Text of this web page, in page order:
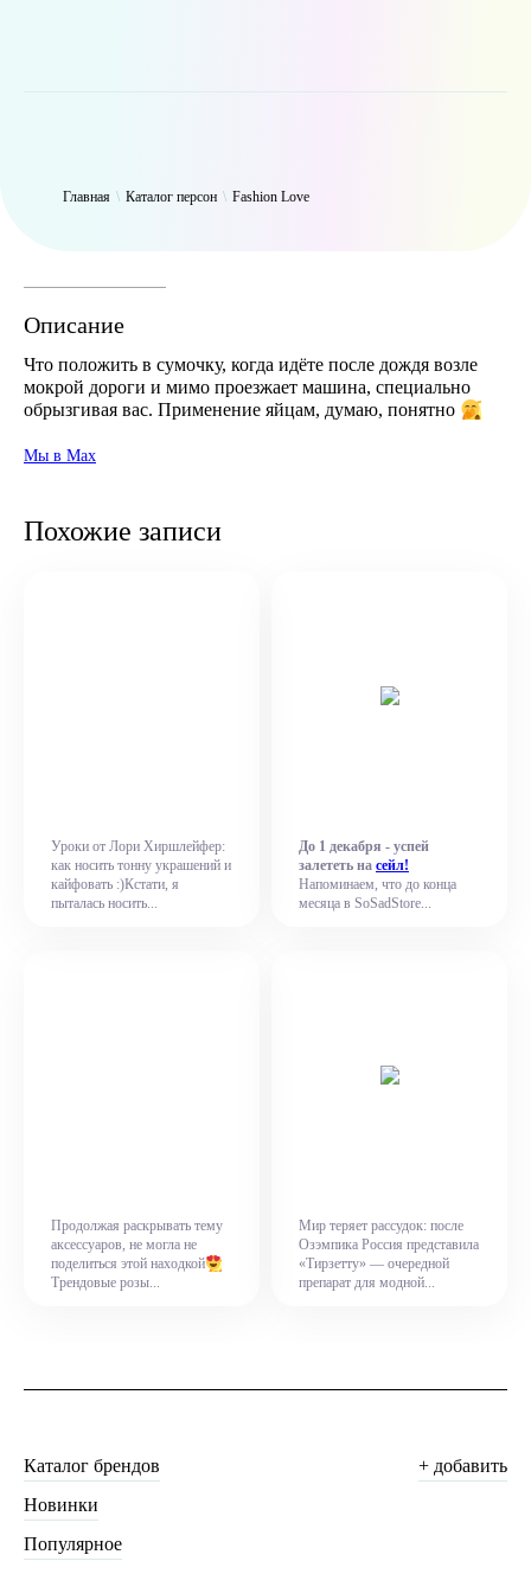
Главная \ Каталог персон \ Fashion Love
Описание
Что положить в сумочку, когда идёте после дождя возле
мокрой дороги и мимо проезжает машина, специально
обрызгивая вас. Применение яйцам, думаю, понятно
Мы в Max
Похожие записи
Уроки от Лори Хиршлейфер:
как носить тонну украшений и
кайфовать :)Кстати, я
пыталась носить...
До 1 декабря - успей
залететь на сейл!
Напоминаем, что до конца
месяца в SoSadStore...
Продолжая раскрывать тему
аксессуаров, не могла не
поделиться этой находкой
Трендовые розы...
Мир теряет рассудок: после
Озэмпика Россия представила
«Тирзетту» — очередной
препарат для модной...
Каталог брендов
Новинки
Популярное
+ добавить